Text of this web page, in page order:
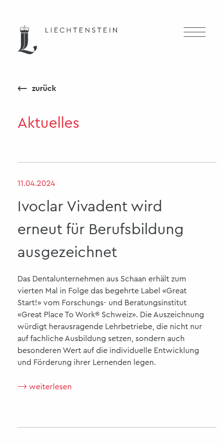
⟵ zurück
Aktuelles
11.04.2024
Ivoclar Vivadent wird
erneut für Berufsbildung
ausgezeichnet
Das Dentalunternehmen aus Schaan erhält zum
vierten Mal in Folge das begehrte Label «Great
Start!» vom Forschungs- und Beratungsinstitut
«Great Place To Work® Schweiz». Die Auszeichnung
würdigt herausragende Lehrbetriebe, die nicht nur
auf fachliche Ausbildung setzen, sondern auch
besonderen Wert auf die individuelle Entwicklung
und Förderung ihrer Lernenden legen.
⟶ weiterlesen